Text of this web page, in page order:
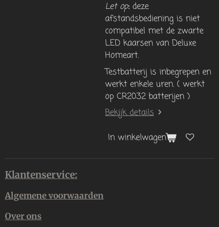
Let op: deze
afstandsbediening is niet
compatibel met de zwarte
LED kaarsen van Deluxe
Homeart.
Testbatterij is inbegrepen en
werkt enkele uren. ( werkt
op CR2032 batterijen )
Bekijk details
In winkelwagen
Klantenservice:
Algemene voorwaarden
Over ons